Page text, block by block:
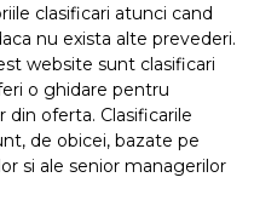
clasificari atunci cand
nu exista alte prevederi.
website sunt clasificari
o ghidare pentru
din oferta. Clasificarile
de obicei, bazate pe
si ale senior managerilor